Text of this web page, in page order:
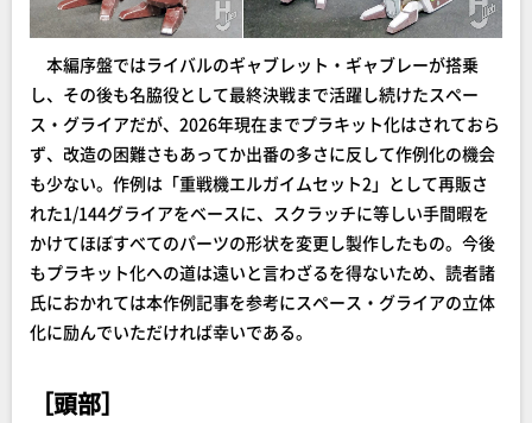
本編序盤ではライバルのギャブレット・ギャブレーが搭乗
し、その後も名脇役として最終決戦まで活躍し続けたスペー
ス・グライアだが、2026年現在までプラキット化はされておら
ず、改造の困難さもあってか出番の多さに反して作例化の機会
も少ない。作例は「重戦機エルガイムセット2」として再販さ
れた1/144グライアをベースに、スクラッチに等しい手間暇を
かけてほぼすべてのパーツの形状を変更し製作したもの。今後
もプラキット化への道は遠いと言わざるを得ないため、読者諸
氏におかれては本作例記事を参考にスペース・グライアの立体
化に励んでいただければ幸いである。
［頭部］